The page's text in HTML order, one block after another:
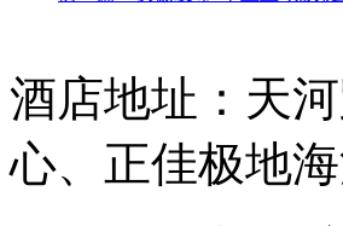
酒店地址：天
心、正佳极地